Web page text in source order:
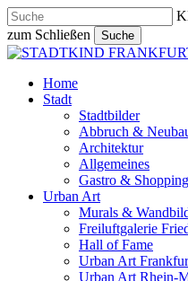
Skip
to
main
content
zum Schließen
Suche
Close
search
Menu
Home
Stadt
Stadtbilder
Abbruch &
Architektur
Allgemeines
Gastro & Shopping
Urban Art
Murals &
Freiluftgalerie
Hall of Fame
Urban Art
Urban Art Rhein-